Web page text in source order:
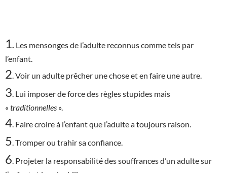
1
Les mensonges de l’adulte reconnus comme tels par
l’enfant.
2 . Voir un adulte prêcher une chose et en faire une autre.
3 . Lui imposer de force des règles stupides mais
« traditionnelles ».
4 . Faire croire à l’enfant que l’adulte a toujours raison.
5 . Tromper ou trahir sa confiance.
6 . Projeter la responsabilité des souffrances d’un adulte sur